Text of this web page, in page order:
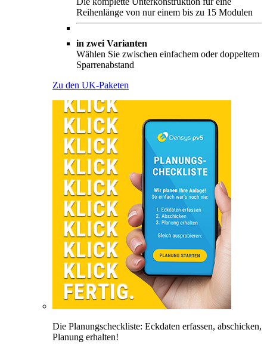
Reihenlänge von nur einem bis zu 15 Modulen
in zwei Varianten
Wählen Sie zwischen einfachem oder doppeltem
Sparrenabstand
Zu den UK-Paketen
Die Planungscheckliste: Eckdaten erfassen, abschicken,
Planung erhalten!